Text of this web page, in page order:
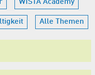
WISTA Academy
Alle Themen